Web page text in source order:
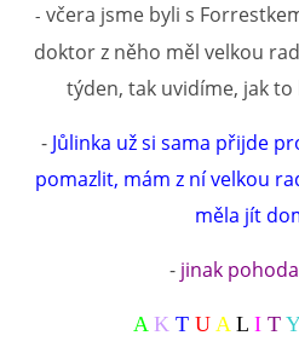
- včera jsme byli s
doktor z něho měl velkou
týden, tak uvidíme, jak
- Jůlinka už si sama přijde
pomazlit, mám z ní velkou
měla jít
- jinak
AK T U A L I T Y